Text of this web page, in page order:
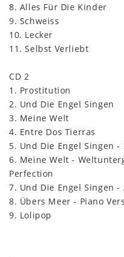
8. Alles Für Die Kinder
9. Schweiss
10. Lecker
11. Selbst Verliebt
CD 2
1. Prostitution
2. Und Die Engel Singen
3. Meine Welt
4. Entre Dos Tierras
5. Und Die Engel Singen -
6. Meine Welt -
Perfection
7. Und Die Engel Singen -
8. Übers Meer - Piano
9. Lolipop